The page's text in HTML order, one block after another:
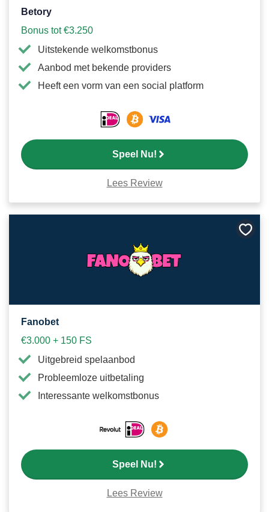
Betory
Bonus tot €3.250
Uitstekende welkomstbonus
Aanbod met bekende providers
Heeft een vorm van een social platform
Speel Nu!
Lees Review
Fanobet
€3.000 + 150 FS
Uitgebreid spelaanbod
Probleemloze uitbetaling
Interessante welkomstbonus
Speel Nu!
Lees Review